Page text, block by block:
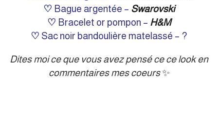
♡ Bague argentée – Swarovski
♡ Bracelet or pompon – H&M
♡ Sac noir bandoulière matelassé – ?
Dites moi ce que vous avez pensé ce ce look en
commentaires mes coeurs✨